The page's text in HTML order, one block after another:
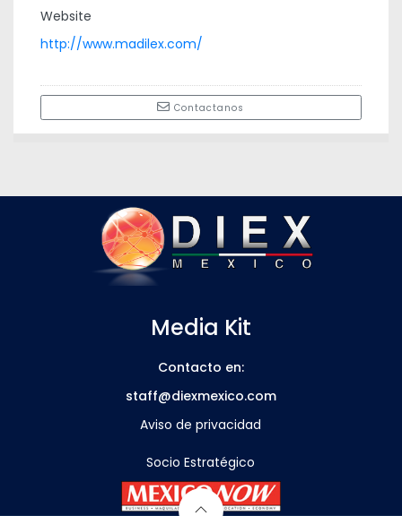
Website
http://www.madilex.com/
Contactanos
Media Kit
Contacto en:
staff@diexmexico.com
Aviso de privacidad
Socio Estratégico